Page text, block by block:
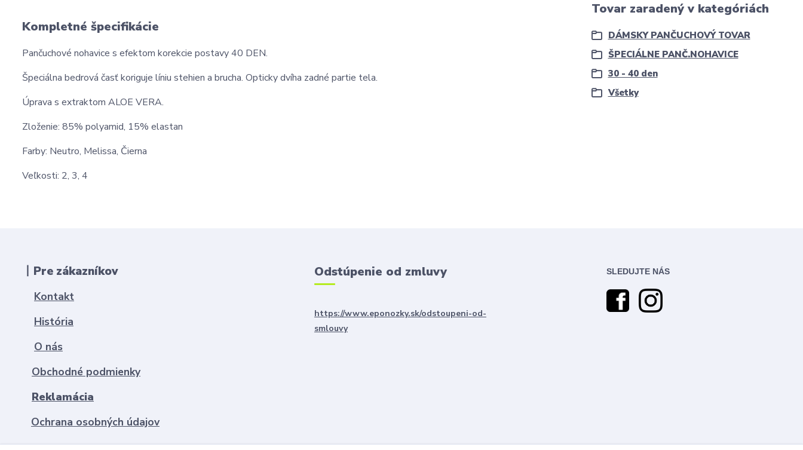
Kompletné špecifikácie
Pančuchové nohavice s efektom korekcie postavy 40 DEN.
Špeciálna bedrová časť koriguje líniu stehien a brucha. Opticky dvíha zadné partie tela.
Úprava s extraktom ALOE VERA.
Zloženie: 85% polyamid, 15% elastan
Farby: Neutro, Melissa, Čierna
Veľkosti: 2, 3, 4
Tovar zaradený v kategóriách
DÁMSKY PANČUCHOVÝ TOVAR
ŠPECIÁLNE PANČ.NOHAVICE
30 - 40 den
Všetky
丨Pre zákazníkov
Kontakt
História
O nás
Obchodné podmienky
Reklamácia
Ochrana osobných údajov
Odstúpenie od zmluvy
https://www.eponozky.sk/odstoupeni-od-
smlouvy
SLEDUJTE NÁS